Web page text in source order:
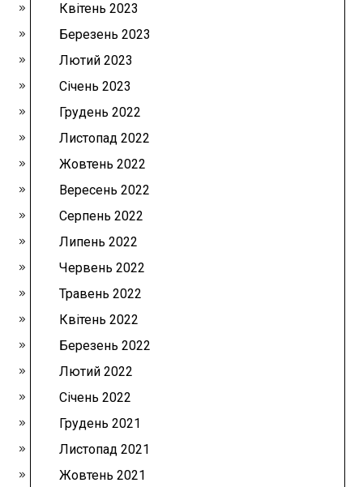
Квітень 2023
Березень 2023
Лютий 2023
Січень 2023
Грудень 2022
Листопад 2022
Жовтень 2022
Вересень 2022
Серпень 2022
Липень 2022
Червень 2022
Травень 2022
Квітень 2022
Березень 2022
Лютий 2022
Січень 2022
Грудень 2021
Листопад 2021
Жовтень 2021